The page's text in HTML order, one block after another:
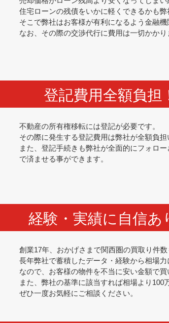
住宅ローンの残債をいかに軽くできるかも弊
そこで弊社はお客様が有利になるよう金融機
なお、その際の交渉代行に費用は一切かかり
登記費用全額負担
不動産の所有権移転には登記が必要です。
その際に発生する登記費用は弊社が全額負担
また、登記手続きも弊社が全面的にフォロ
で済ませる事ができます。
経験・実績に自信あ
創業17年、おかげさまで関西圏の買取り件数
長年弊社で蓄積したデータ・経験から相場力
なので、お客様の物件を不当に安い金額で買
また、弊社の基準に該当すれば相場より100
ぜひ一度お気軽にご相談ください。